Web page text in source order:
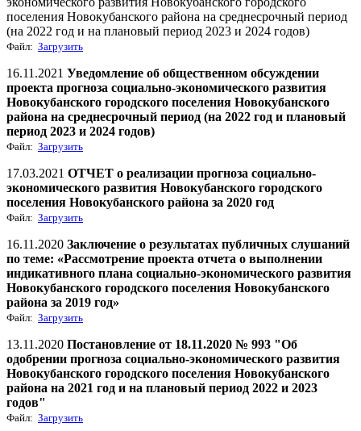
поселения Новокубанского района на среднесрочный период
(на 2022 год и на плановый период 2023 и 2024 годов)
Файл: Загрузить
16.11.2021 Уведомление об общественном обсуждении
проекта прогноза социально-экономического развития
Новокубанского городского поселения Новокубанского
района на среднесрочный период (на 2022 год и плановый
период 2023 и 2024 годов)
Файл: Загрузить
17.03.2021 ОТЧЕТ о реализации прогноза социально-
экономического развития Новокубанского городского
поселения Новокубанского района за 2020 год
Файл: Загрузить
16.11.2020 Заключение о результатах публичных слушаний
по теме: «Рассмотрение проекта отчета о выполнении
индикативного плана социально-экономического развития
Новокубанского городского поселения Новокубанского
района за 2019 год»
Файл: Загрузить
13.11.2020 Постановление от 18.11.2020 № 993 "Об
одобрении прогноза социально-экономического развития
Новокубанского городского поселения Новокубанского
района на 2021 год и на плановый период 2022 и 2023
годов"
Файл: Загрузить